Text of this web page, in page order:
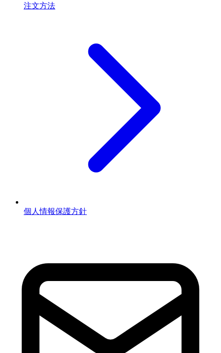
注文方法
個人情報保護方針